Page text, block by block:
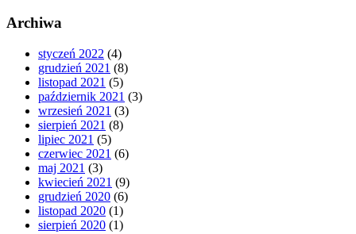
Archiwa
styczeń 2022 (4)
grudzień 2021 (8)
listopad 2021 (5)
październik 2021 (3)
wrzesień 2021 (3)
sierpień 2021 (8)
lipiec 2021 (5)
czerwiec 2021 (6)
maj 2021 (3)
kwiecień 2021 (9)
grudzień 2020 (6)
listopad 2020 (1)
sierpień 2020 (1)